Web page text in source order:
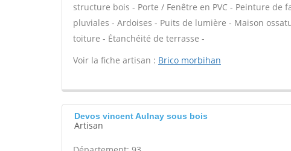
structure bois - Porte / Fenêtre en PVC - Peinture de
pluviales - Ardoises - Puits de lumière - Maison
toiture - Étanchéité de terrasse -
Voir la fiche artisan : Brico morbihan
Devos vincent Aulnay sous bois
Artisan